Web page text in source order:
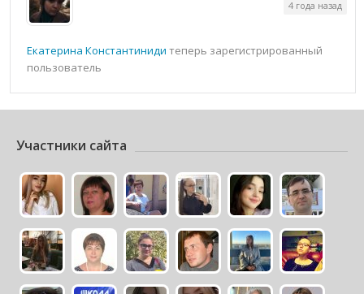
Екатерина Константиниди теперь зарегистрированный
пользователь
4 года назад
Участники сайта